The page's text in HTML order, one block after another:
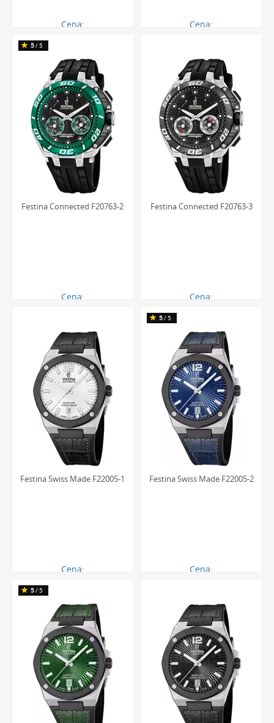
Cena:
Cena:
Festina Connected F20763-2
Cena:
5/5
Festina Connected F20763-3
Cena:
Festina Swiss Made F22005-1
Cena:
Festina Swiss Made F22005-2
Cena:
5/5
5/5